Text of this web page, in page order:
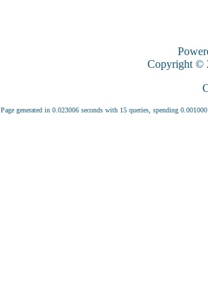
Copyright ©
Page generated in 0.023006 seconds with 15 queries, spending